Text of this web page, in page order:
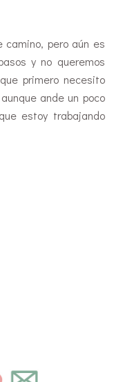
camino, pero aún es
y no queremos
primero necesito
ande un poco
estoy trabajando